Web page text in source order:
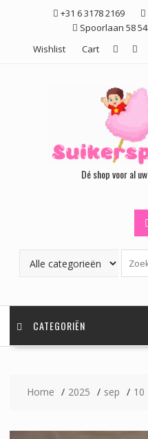
+31 6 3178 2169
Spoorlaan 58
Wishlist
Cart
Dé shop voor al
CATEGORIËN
Home 2025 sep 10